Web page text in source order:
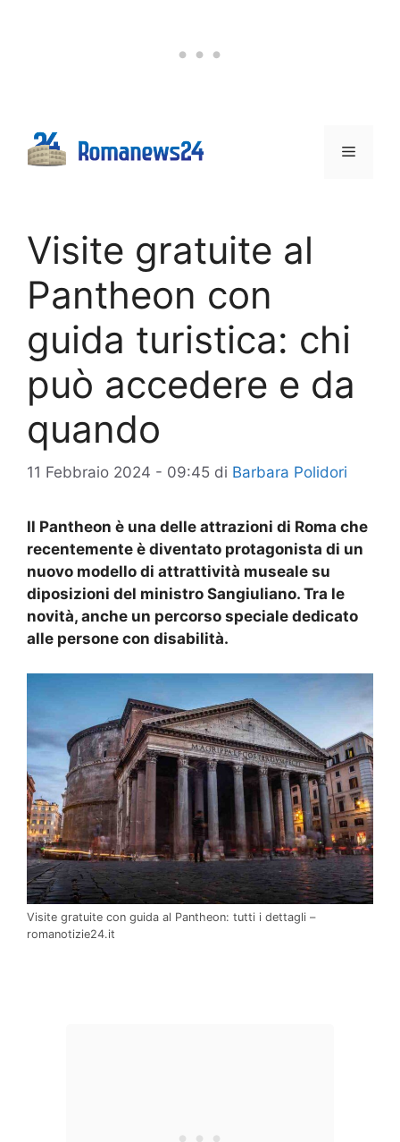
Menu
Visite gratuite al
Pantheon con
guida turistica: chi
può accedere e da
quando
11 Febbraio 2024 - 09:45 di Barbara Polidori
Il Pantheon è una delle attrazioni di Roma che
recentemente è diventato protagonista di un
nuovo modello di attrattività museale su
diposizioni del ministro Sangiuliano. Tra le
novità, anche un percorso speciale dedicato
alle persone con disabilità.
Visite gratuite con guida al Pantheon: tutti i dettagli –
romanotizie24.it